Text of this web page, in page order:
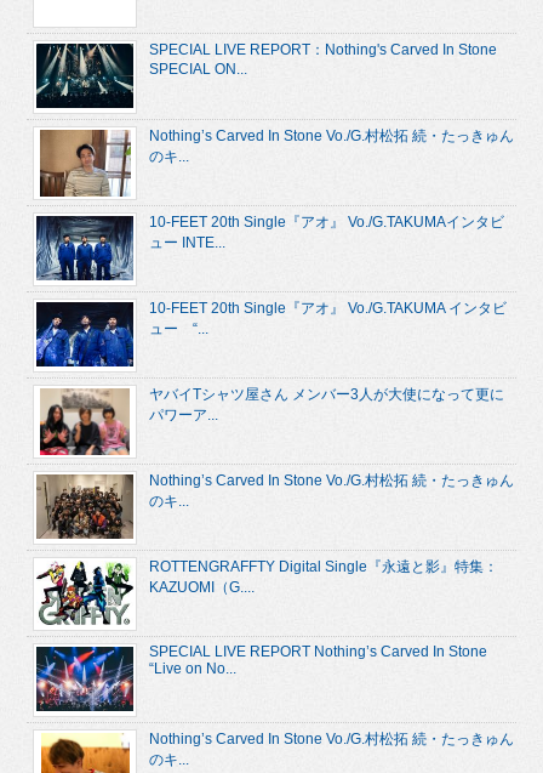
SPECIAL LIVE REPORT：Nothing's Carved In Stone
SPECIAL ON...
Nothing’s Carved In Stone Vo./G.村松拓 続・たっきゅん
のキ...
10-FEET 20th Single『アオ』 Vo./G.TAKUMAインタビ
ュー INTE...
10-FEET 20th Single『アオ』 Vo./G.TAKUMA インタビ
ュー “...
ヤバイTシャツ屋さん メンバー3人が大使になって更に
パワーア...
Nothing’s Carved In Stone Vo./G.村松拓 続・たっきゅん
のキ...
ROTTENGRAFFTY Digital Single『永遠と影』特集：
KAZUOMI（G....
SPECIAL LIVE REPORT Nothing’s Carved In Stone
“Live on No...
Nothing’s Carved In Stone Vo./G.村松拓 続・たっきゅん
のキ...